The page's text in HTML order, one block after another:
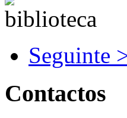
Seguinte
Contactos